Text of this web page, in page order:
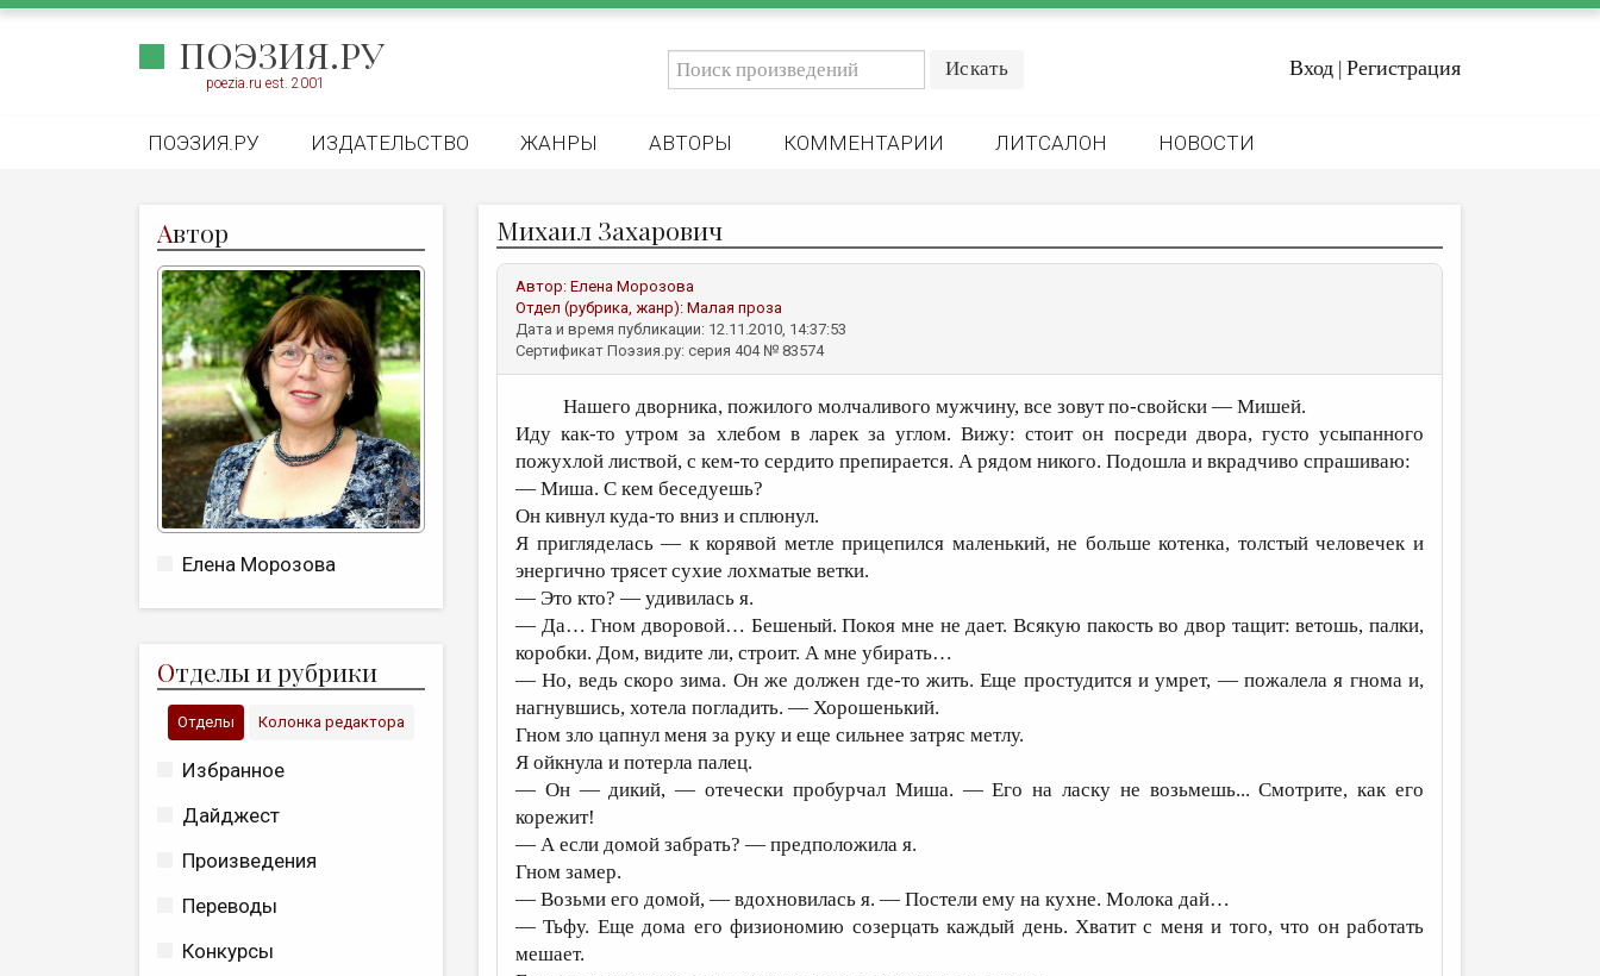
ПОЭЗИЯ.РУ
poezia.ru est. 2001
Вход | Регистрация
ПОЭЗИЯ.РУ ИЗДАТЕЛЬСТВО ЖАНРЫ АВТОРЫ КОММЕНТАРИИ ЛИТСАЛОН НОВОСТИ
Автор
Елена Морозова
Отделы и рубрики
Отделы Колонка редактора
Избранное
Дайджест
Произведения
Переводы
Конкурсы
Михаил Захарович
Автор: Елена Морозова
Отдел (рубрика, жанр): Малая проза
Дата и время публикации: 12.11.2010, 14:37:53
Сертификат Поэзия.ру: серия 404 № 83574
Нашего дворника, пожилого молчаливого мужчину, все зовут по-свойски — Мишей.
Иду как-то утром за хлебом в ларек за углом. Вижу: стоит он посреди двора, густо усыпанного
пожухлой листвой, с кем-то сердито препирается. А рядом никого. Подошла и вкрадчиво спрашиваю:
— Миша. С кем беседуешь?
Он кивнул куда-то вниз и сплюнул.
Я пригляделась — к корявой метле прицепился маленький, не больше котенка, толстый человечек и
энергично трясет сухие лохматые ветки.
— Это кто? — удивилась я.
— Да… Гном дворовой… Бешеный. Покоя мне не дает. Всякую пакость во двор тащит: ветошь, палки,
коробки. Дом, видите ли, строит. А мне убирать…
— Но, ведь скоро зима. Он же должен где-то жить. Еще простудится и умрет, — пожалела я гнома и,
нагнувшись, хотела погладить. — Хорошенький.
Гном зло цапнул меня за руку и еще сильнее затряс метлу.
Я ойкнула и потерла палец.
— Он — дикий, — отечески пробурчал Миша. — Его на ласку не возьмешь... Смотрите, как его
корежит!
— А если домой забрать? — предположила я.
Гном замер.
— Возьми его домой, — вдохновилась я. — Постели ему на кухне. Молока дай…
— Тьфу. Еще дома его физиономию созерцать каждый день. Хватит с меня и того, что он работать
мешает.